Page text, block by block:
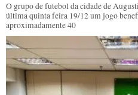
O grupo de futebol da cidade de
última quinta feira 19/12 um jogo
aproximadamente 40